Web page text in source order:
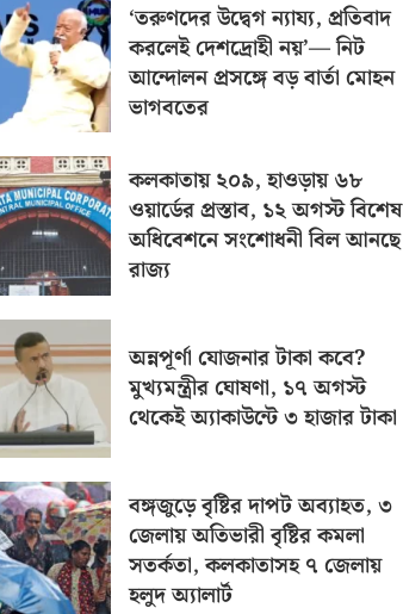
‘তরুণদের উদ্বেগ ন্যায্য, প্রতিবাদ
করলেই দেশদ্রোহী নয়’— নিট
আন্দোলন প্রসঙ্গে বড় বার্তা মোহন
ভাগবতের
কলকাতায় ২০৯, হাওড়ায় ৬৮
ওয়ার্ডের প্রস্তাব, ১২ অগস্ট বিশেষ
অধিবেশনে সংশোধনী বিল আনছে
রাজ্য
অন্নপূর্ণা যোজনার টাকা কবে?
মুখ্যমন্ত্রীর ঘোষণা, ১৭ অগস্ট
থেকেই অ্যাকাউন্টে ৩ হাজার টাকা
বঙ্গজুড়ে বৃষ্টির দাপট অব্যাহত, ৩
জেলায় অতিভারী বৃষ্টির কমলা
সতর্কতা, কলকাতাসহ ৭ জেলায়
হলুদ অ্যালার্ট